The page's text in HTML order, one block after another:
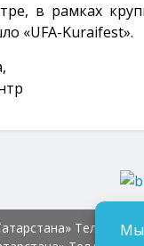
в рамках
«UFA-Kuraifest».
Тел.: 8Мы